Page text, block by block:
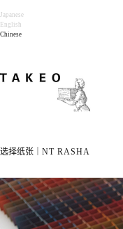
Japanese
English
Chinese
选择纸张｜ NT RASHA